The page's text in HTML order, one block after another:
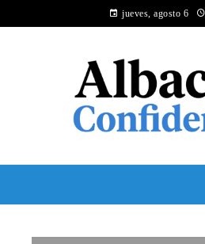
jueves, agosto 6